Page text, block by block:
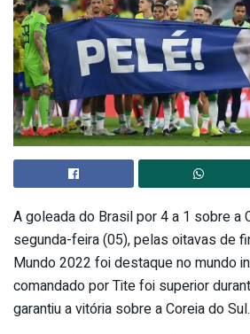
A goleada do Brasil por 4 a 1 sobre a
segunda-feira (05), pelas oitavas de
Mundo 2022 foi destaque no mundo
comandado por Tite foi superior
garantiu a vitória sobre a Coreia do Sul.